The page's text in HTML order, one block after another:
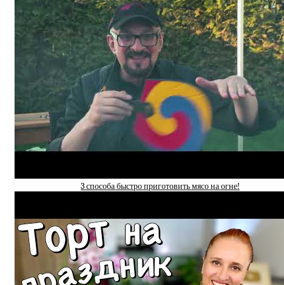
3 способа быстро приготовить мясо на огне!